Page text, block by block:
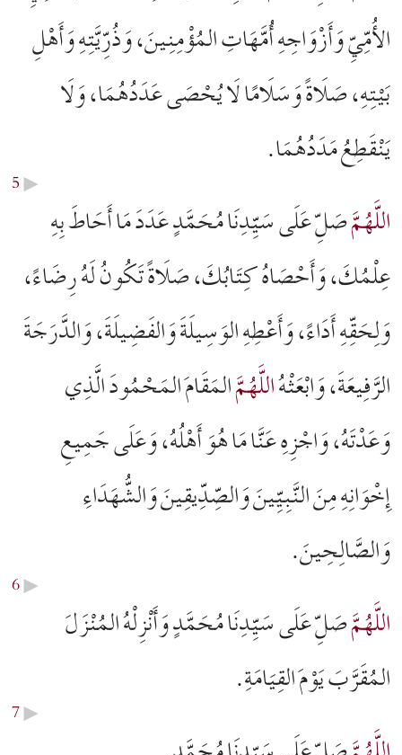
الأُمِّيِّ وَأَزْوَاجِهِ أُمَّهَاتِ المُؤْمِنِينَ، وَذُرِّيَّتِهِ وَأَهْلِ
بَيْتِهِ، صَلَاةً وَسَلَامًا لَا يُحْصَى عَدَدُهُمَا، وَلَا
يَنْقَطِعُ مَدَدُهُمَا.
5▶︎
اللَّهُمَّصَلِّ عَلَى سَيِّدِنَا مُحَمَّدٍ عَدَدَ مَا أَحَاطَ بِهِ
عِلْمُكَ، وَأَحْصَاهُ كِتَابُكَ، صَلَاةً تَكُونُ لَهُ رِضَاءً،
وَلِحَقِّهِ أَدَاءً، وَأَعْطِهِ الوَسِيلَةَ وَالفَضِيلَةَ، وَالدَّرَجَةَ
الرَّفِيعَةَ، وَابْعَثْهُاللَّهُمَّالمَقَامَ المَحْمُودَ الَّذِي
وَعَدْتَهُ، وَاجْزِهِ عَنَّا مَا هُوَ أَهْلُهُ، وَعَلَى جَمِيعِ
إِخْوَانِهِ مِنَ النَّبِيِّينَ وَالصِّدِّيقِينَ وَالشُّهَدَاءِ
وَالصَّالِحِينَ.
6▶︎
اللَّهُمَّصَلِّ عَلَى سَيِّدِنَا مُحَمَّدٍ وَأَنْزِلْهُ المُنْزَلَ
المُقَرَّبَ يَوْمَ القِيَامَةِ.
7▶︎